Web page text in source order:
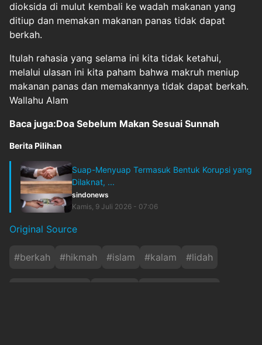
dioksida di mulut kembali ke wadah makanan yang
ditiup dan memakan makanan panas tidak dapat
berkah.
Itulah rahasia yang selama ini kita tidak ketahui,
melalui ulasan ini kita paham bahwa makruh meniup
makanan panas dan memakannya tidak dapat berkah.
Wallahu Alam
Baca juga:Doa Sebelum Makan Sesuai Sunnah
Berita Pilihan
Suap-Menyuap Termasuk Bentuk Korupsi yang
Dilaknat, ...
sindonews
Kamis, 9 Juli 2026 - 07:06
Original Source
#berkah #hikmah #islam #kalam #lidah